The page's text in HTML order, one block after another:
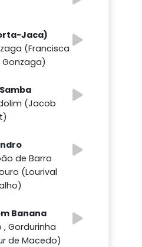
Jaca)
(Francisca
Gonzaga)
(Jacob
de Barro
(Lourival
Banana
Gordurinha
de Macedo)